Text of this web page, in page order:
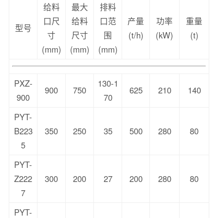
型号
给料
口尺
寸
(mm)
最大
给料
尺寸
(mm)
排料
口范
围
(mm)
产量
(t/h)
功率
(kW)
重量
(t)
PXZ-
900
900 750
130-1
70
625 210 140
PYT-
B223
5
350 250 35 500 280 80
PYT-
Z222
7
300 200 27 200 280 80
PYT-